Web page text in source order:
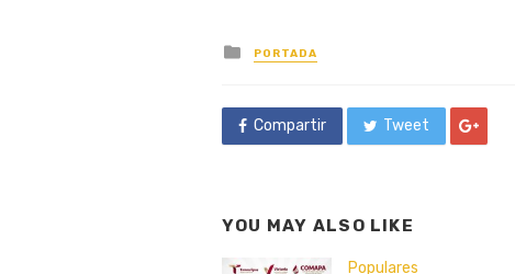
Posted
in
PORTADA
Compartir Tweet
YOU MAY ALSO LIKE
Populares